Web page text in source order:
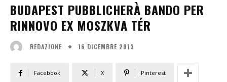
BUDAPEST PUBBLICHERÀ BANDO PER
RINNOVO EX MOSZKVA TÉR
REDAZIONE 16 DICEMBRE 2013
Facebook X Pinterest